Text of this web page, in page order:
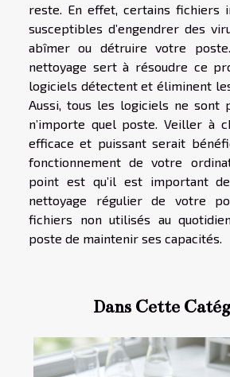
reste. En effet, certains fichiers
susceptibles d’engendrer des
abîmer ou détruire votre
nettoyage sert à résoudre ce
logiciels détectent et éliminent
Aussi, tous les logiciels ne sont
n’importe quel poste. Veiller à
efficace et puissant serait
fonctionnement de votre
point est qu’il est important
nettoyage régulier de votre
fichiers non utilisés au
poste de maintenir ses capacités.
Dans Cette